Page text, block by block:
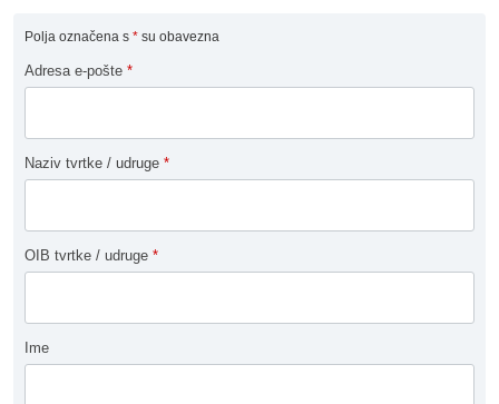
Polja označena s * su obavezna
Adresa e-pošte *
Naziv tvrtke / udruge *
OIB tvrtke / udruge *
Ime